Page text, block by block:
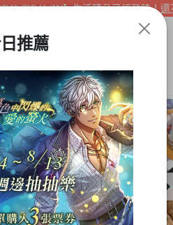
】生活精品已經登陸！還不
推薦